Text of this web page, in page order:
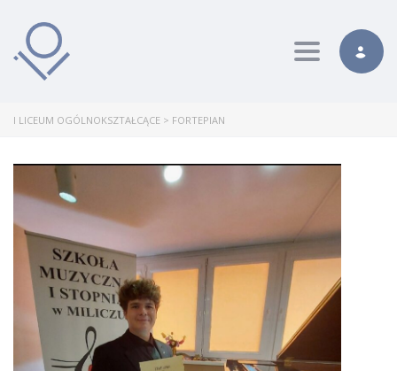
Toggle
I LICEUM OGÓLNOKSZTAŁCĄCE > FORTEPIAN